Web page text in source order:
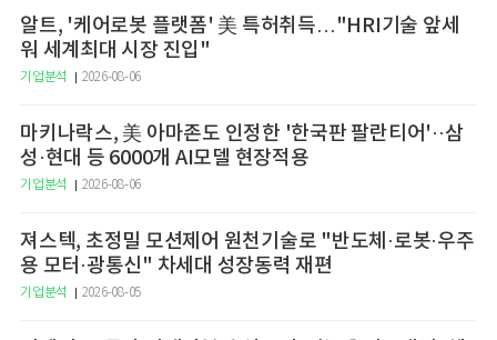
알트, '케어로봇 플랫폼' 美 특허취득…"HRI기술 앞세
워 세계최대 시장 진입"
기업분석 2026-08-06
마키나락스, 美 아마존도 인정한 '한국판 팔란티어'··삼
성·현대 등 6000개 AI모델 현장적용
기업분석 2026-08-06
져스텍, 초정밀 모션제어 원천기술로 "반도체·로봇·우주
용 모터·광통신" 차세대 성장동력 재편
기업분석 2026-08-05